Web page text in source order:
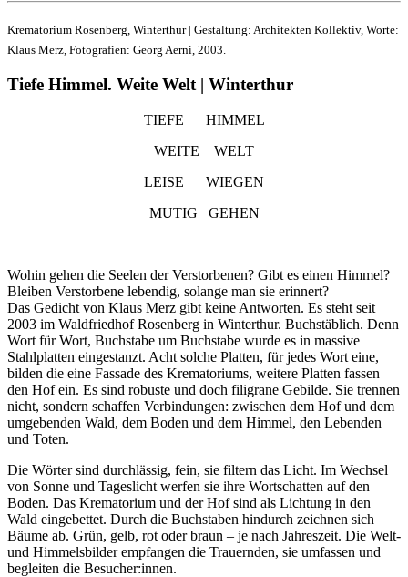
Krematorium Rosenberg, Winterthur | Gestaltung: Architekten Kollektiv, Worte:
Klaus Merz, Fotografien: Georg Aerni, 2003.
Tiefe Himmel. Weite Welt | Winterthur
TIEFE HIMMEL
WEITE WELT
LEISE WIEGEN
MUTIG GEHEN
Wohin gehen die Seelen der Verstorbenen? Gibt es einen Himmel?
Bleiben Verstorbene lebendig, solange man sie erinnert?
Das Gedicht von Klaus Merz gibt keine Antworten. Es steht seit
2003 im Waldfriedhof Rosenberg in Winterthur. Buchstäblich. Denn
Wort für Wort, Buchstabe um Buchstabe wurde es in massive
Stahlplatten eingestanzt. Acht solche Platten, für jedes Wort eine,
bilden die eine Fassade des Krematoriums, weitere Platten fassen
den Hof ein. Es sind robuste und doch filigrane Gebilde. Sie trennen
nicht, sondern schaffen Verbindungen: zwischen dem Hof und dem
umgebenden Wald, dem Boden und dem Himmel, den Lebenden
und Toten.
Die Wörter sind durchlässig, fein, sie filtern das Licht. Im Wechsel
von Sonne und Tageslicht werfen sie ihre Wortschatten auf den
Boden. Das Krematorium und der Hof sind als Lichtung in den
Wald eingebettet. Durch die Buchstaben hindurch zeichnen sich
Bäume ab. Grün, gelb, rot oder braun – je nach Jahreszeit. Die Welt-
und Himmelsbilder empfangen die Trauernden, sie umfassen und
begleiten die Besucher:innen.